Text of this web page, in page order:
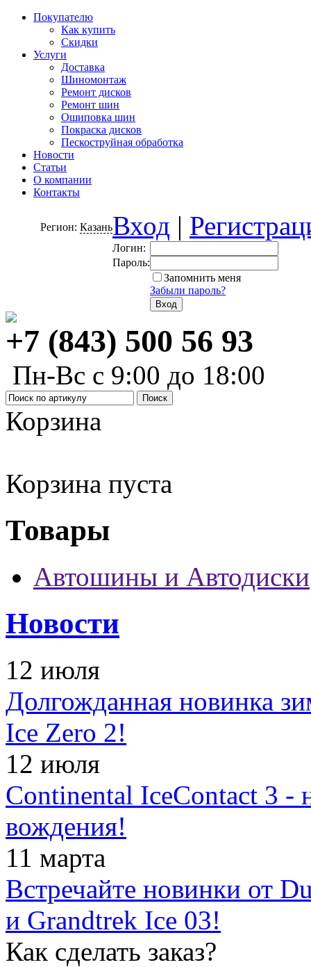
Покупателю
Как купить
Скидки
Услуги
Доставка
Шиномонтаж
Ремонт дисков
Ремонт шин
Ошиповка шин
Покраска дисков
Пескоструйная обработка
Новости
Статьи
О компании
Контакты
Регион: КазаньВход |
Логин:
Пароль:
Запомнить меня
Забыли пароль?
+7 (843) 500 56 93
Пн-Вс с 9:00 до 18:00
Корзина
Корзина пуста
Товары
Автошины и Автодиски
Новости
12 июля
Долгожданная новинка
Ice Zero 2!
12 июля
Continental IceContact 3 -
вождения!
11 марта
Встречайте новинки от
и Grandtrek Ice 03!
Как сделать заказ?